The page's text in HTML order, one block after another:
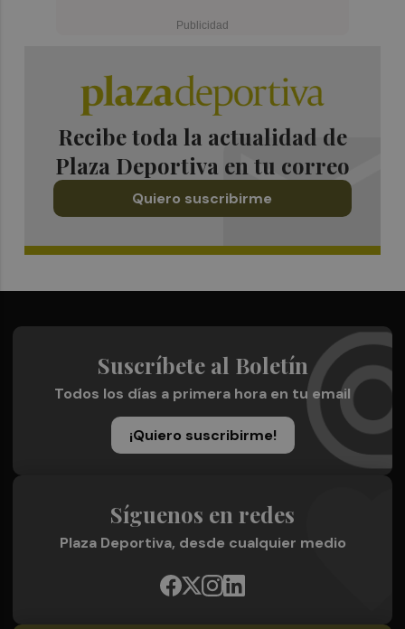
Recibe toda la actualidad de
Plaza Deportiva en tu correo
Quiero suscribirme
Suscríbete al Boletín
Todos los días a primera hora en tu email
¡Quiero suscribirme!
Síguenos en redes
Plaza Deportiva, desde cualquier medio